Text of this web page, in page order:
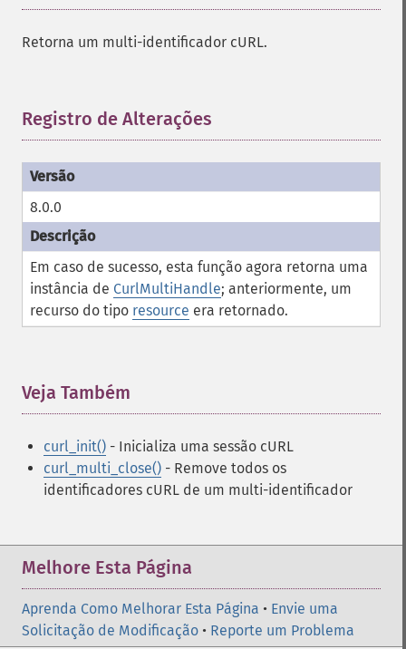
Retorna um multi-identificador cURL.
Registro de Alterações
8.0.0
Em caso de sucesso, esta função agora retorna uma
instância de CurlMultiHandle; anteriormente, um
recurso do tipo resource era retornado.
Veja Também
curl_init() - Inicializa uma sessão cURL
curl_multi_close() - Remove todos os
identificadores cURL de um multi-identificador
Melhore Esta Página
Aprenda Como Melhorar Esta Página • Envie uma
Solicitação de Modificação • Reporte um Problema